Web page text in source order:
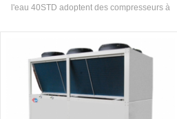
l'eau 40STD adoptent des compresseurs à
d'échangeurs de chaleur à coque et à tube à
haut rendement et d'échangeurs de chaleur à
ailettes . l'unité de récupération de chaleur peut
être configurée en fonction des besoins du client
, qui convient à l'industrie pharmaceutique,
chimique, électronique, agro-alimentaire, etc.